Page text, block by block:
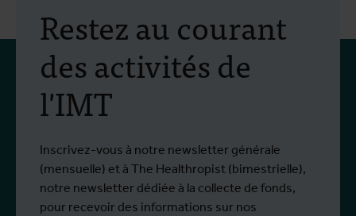
Restez au courant
des activités de
l'IMT
Inscrivez-vous à notre newsletter générale
(mensuelle) et à The Healthropist (bimestrielle),
notre newsletter dédiée à la collecte de fonds,
pour recevoir des informations sur nos